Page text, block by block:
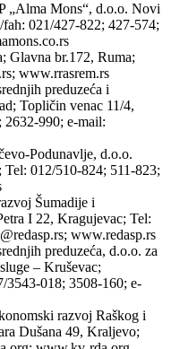
„Alma Mons“, d.o.o. Novi
021/427-822; 427-574;
Glavna br.172, Ruma;
www.rrasrem.rs
preduzeća i
Topličin venac 11/4,
2632-990; e-mail:
Podunavlje, d.o.o.
Tel: 012/510-824; 511-823;
Šumadije i
I 22, Kragujevac; Tel:
www.redasp.rs
preduzeća, d.o.o. za
– Kruševac;
3543-018; 3508-160; e-
razvoj Raškog i
Dušana 49, Kraljevo;